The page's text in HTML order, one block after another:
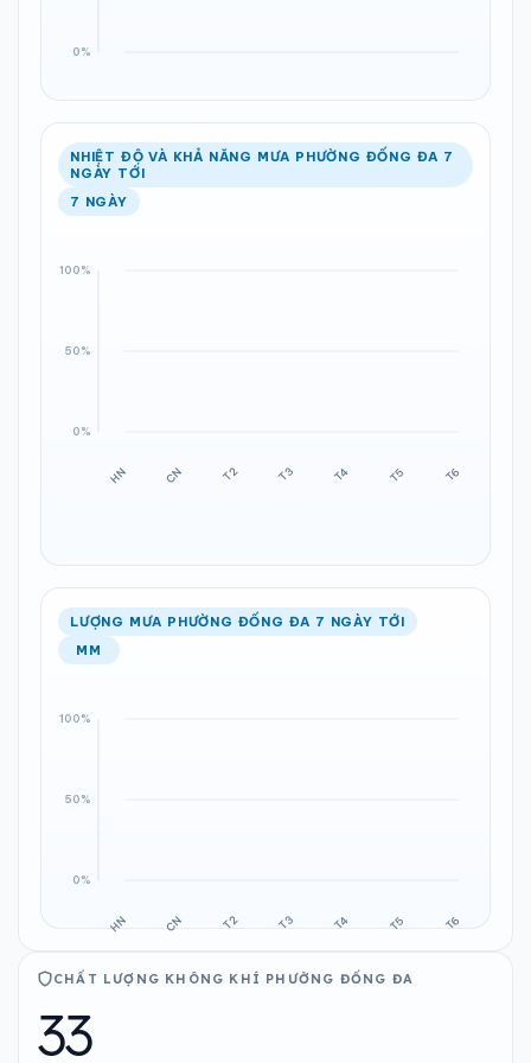
NHIỆT ĐỘ VÀ KHẢ NĂNG MƯA PHƯỜNG ĐỐNG ĐA 7
NGÀY TỚI
7 NGÀY
LƯỢNG MƯA PHƯỜNG ĐỐNG ĐA 7 NGÀY TỚI
MM
CHẤT LƯỢNG KHÔNG KHÍ PHƯỜNG ĐỐNG ĐA
33